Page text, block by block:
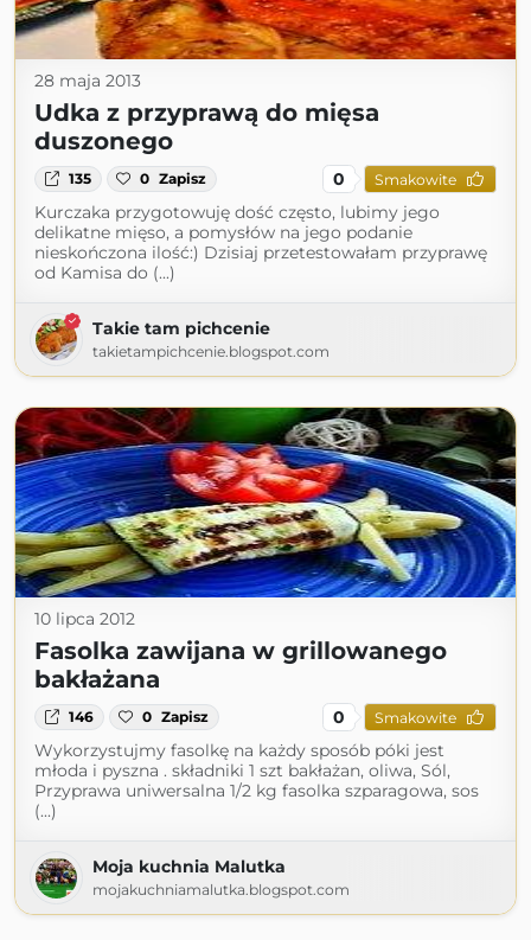
28 maja 2013
Udka z przyprawą do mięsa
duszonego
135 0 Zapisz 0 Smakowite
Kurczaka przygotowuję dość często, lubimy jego
delikatne mięso, a pomysłów na jego podanie
nieskończona ilość:) Dzisiaj przetestowałam przyprawę
od Kamisa do (...)
Takie tam pichcenie
takietampichcenie.blogspot.com
10 lipca 2012
Fasolka zawijana w grillowanego
bakłażana
146 0 Zapisz 0 Smakowite
Wykorzystujmy fasolkę na każdy sposób póki jest
młoda i pyszna . składniki 1 szt bakłażan, oliwa, Sól,
Przyprawa uniwersalna 1/2 kg fasolka szparagowa, sos
(...)
Moja kuchnia Malutka
mojakuchniamalutka.blogspot.com